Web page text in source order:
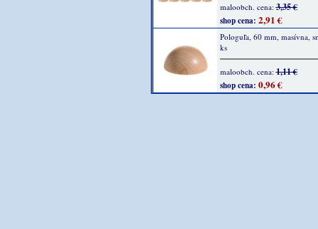
maloobch. cena:3,35 €
shop cena: 2,91 €
Pologuľa, 60 mm, masívna,
ks
maloobch. cena:1,11 €
shop cena: 0,96 €